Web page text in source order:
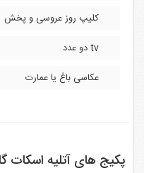
کلیپ روز عروسی و پخش
tv دو عدد
عکاسی باغ یا عمارت
پکیج های آتلیه اسکات